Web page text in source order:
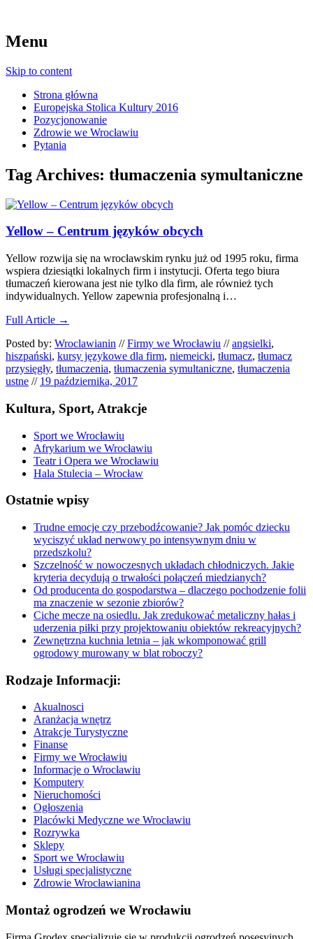
Menu
Skip to content
Strona główna
Europejska Stolica Kultury 2016
Pozycjonowanie
Zdrowie we Wrocławiu
Pytania
Tag Archives: tłumaczenia symultaniczne
Yellow – Centrum języków obcych
Yellow rozwija się na wrocławskim rynku już od 1995 roku, firma
wspiera dziesiątki lokalnych firm i instytucji. Oferta tego biura
tłumaczeń kierowana jest nie tylko dla firm, ale również tych
indywidualnych. Yellow zapewnia profesjonalną i…
Full Article →
Posted by: Wroclawianin // Firmy we Wrocławiu // angsielki,
hiszpański, kursy językowe dla firm, niemeicki, tłumacz, tłumacz
przysięgły, tłumaczenia, tłumaczenia symultaniczne, tłumaczenia
ustne // 19 października, 2017
Kultura, Sport, Atrakcje
Sport we Wrocławiu
Afrykarium we Wrocławiu
Teatr i Opera we Wrocławiu
Hala Stulecia – Wrocław
Ostatnie wpisy
Trudne emocje czy przebodźcowanie? Jak pomóc dziecku
wyciszyć układ nerwowy po intensywnym dniu w
przedszkolu?
Szczelność w nowoczesnych układach chłodniczych. Jakie
kryteria decydują o trwałości połączeń miedzianych?
Od producenta do gospodarstwa – dlaczego pochodzenie folii
ma znaczenie w sezonie zbiorów?
Ciche mecze na osiedlu. Jak zredukować metaliczny hałas i
uderzenia piłki przy projektowaniu obiektów rekreacyjnych?
Zewnętrzna kuchnia letnia – jak wkomponować grill
ogrodowy murowany w blat roboczy?
Rodzaje Informacji:
Akualnosci
Aranżacja wnętrz
Atrakcje Turystyczne
Finanse
Firmy we Wrocławiu
Informacje o Wrocławiu
Komputery
Nieruchomości
Ogłoszenia
Placówki Medyczne we Wrocławiu
Rozrywka
Sklepy
Sport we Wrocławiu
Usługi specjalistyczne
Zdrowie Wrocławianina
Montaż ogrodzeń we Wrocławiu